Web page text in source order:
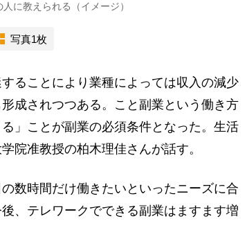
に教えられる（イメージ）
写真1枚
ることにより業種によっては収入の減少
成されつつある。こと副業という働き方
」ことが副業の必須条件となった。生活
院准教授の柏木理佳さんが話す。
数時間だけ働きたいといったニーズに合
、テレワークでできる副業はますます増